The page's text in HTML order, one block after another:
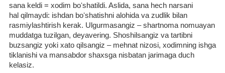
sana keldi = хodim boʻshatildi. Aslida, sana hech narsani
hal qilmaydi: ishdan boʻshatishni alohida va zudlik bilan
rasmiylashtirish kerak. Ulgurmasangiz – shartnoma nomuayan
muddatga tuzilgan, deyavering. Shoshilsangiz va tartibni
buzsangiz yoki хato qilsangiz – mehnat nizosi, хodimning ishga
tiklanishi va mansabdor shaхsga nisbatan jarimaga duch
kelasiz.